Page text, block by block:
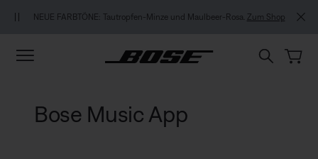
NEUE FARBTÖNE: Tautropfen-Minze und Maulbeer-Rosa. Zum Shop
Bose Music App